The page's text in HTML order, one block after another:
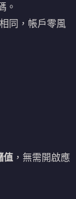
。
同，帳戶零風
值 ，無需開啟應